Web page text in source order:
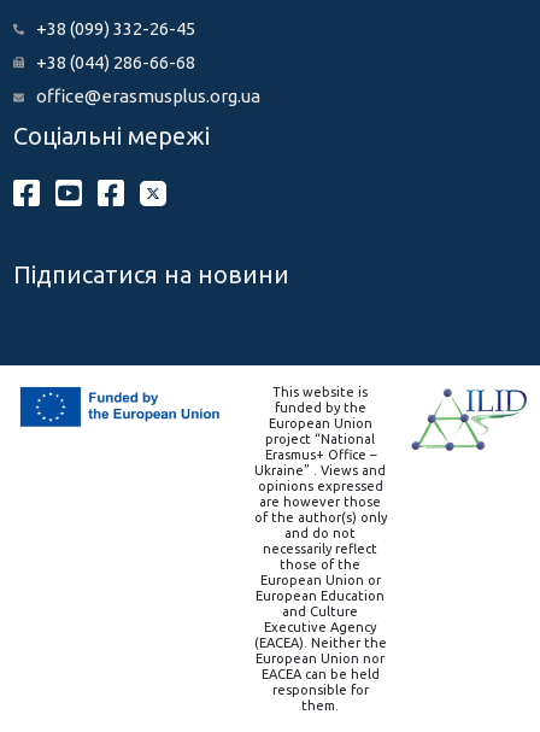
+38 (099) 332-26-45
+38 (044) 286-66-68
office@erasmusplus.org.ua
Соціальні мережі
Підписатися на новини
This website is
funded by the
European Union
project “National
Erasmus+ Office –
Ukraine” . Views and
opinions expressed
are however those
of the author(s) only
and do not
necessarily reflect
those of the
European Union or
European Education
and Culture
Executive Agency
(EACEA). Neither the
European Union nor
EACEA can be held
responsible for
them.